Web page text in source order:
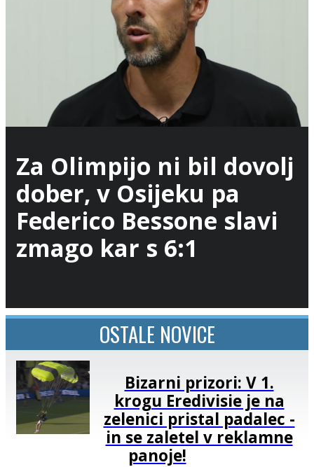
Za Olimpijo ni bil dovolj
dober, v Osijeku pa
Federico Bessone slavi
zmago kar s 6:1
OSTALE NOVICE
Bizarni prizori: V 1.
krogu Eredivisie je na
zelenici pristal padalec -
in se zaletel v reklamne
panoje!